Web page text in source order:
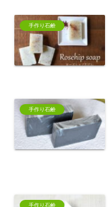
手作り石鹸
手作り石鹸
手作り石鹸